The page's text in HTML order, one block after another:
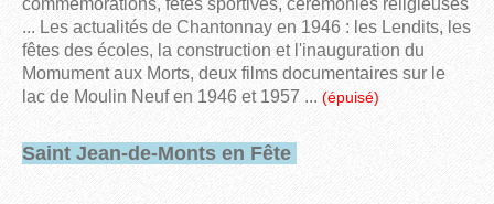
... Les actualités de Chantonnay en 1946 : les Lendits, les
fêtes des écoles, la construction et l'inauguration du
Momument aux Morts, deux films documentaires sur le
lac de Moulin Neuf en 1946 et 1957 ... (épuisé)
Saint Jean-de-Monts en Fête